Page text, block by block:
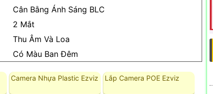
Cân Bằng Ánh Sáng BLC
2 Mắt
Thu Âm Và Loa
Có Màu Ban Ðêm
Camera Nhựa Plastic Ezviz Lắp Camera POE Ezviz